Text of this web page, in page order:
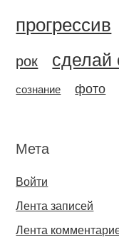
прогрессив
рок сделай
сознание
фото
Мета
Войти
Лента записей
Лента